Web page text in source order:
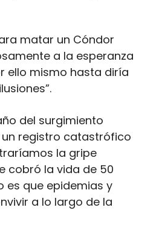
matar un Cóndor
a la esperanza
ello mismo hasta diría
del surgimiento
registro catastrófico
la gripe
cobró la vida de 50
es que epidemias y
a lo largo de la